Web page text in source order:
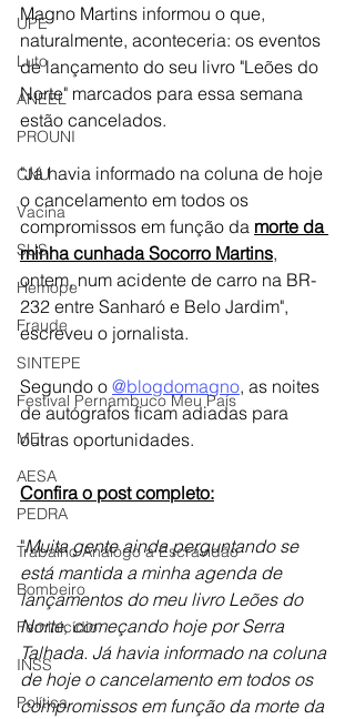
UPE
Luto
ANEEL
PROUNI
CNU
Vacina
SUS
Hemope
Fraude
SINTEPE
Festival Pernambuco Meu País
MEI
AESA
PEDRA
Trabalho Análogo a Escravidão
Bombeiro
Feminicídio
INSS
Política
Magno Martins informou o que,
naturalmente, aconteceria: os eventos
de lançamento do seu livro "Leões do
Norte" marcados para essa semana
estão cancelados.
"Já havia informado na coluna de hoje
o cancelamento em todos os
compromissos em função da morte da
minha cunhada Socorro Martins,
ontem, num acidente de carro na BR-
232 entre Sanharó e Belo Jardim",
escreveu o jornalista.
Segundo o @blogdomagno, as noites
de autógrafos ficam adiadas para
outras oportunidades.
Confira o post completo:
"Muita gente ainda perguntando se
está mantida a minha agenda de
lançamentos do meu livro Leões do
Norte, começando hoje por Serra
Talhada. Já havia informado na coluna
de hoje o cancelamento em todos os
compromissos em função da morte da